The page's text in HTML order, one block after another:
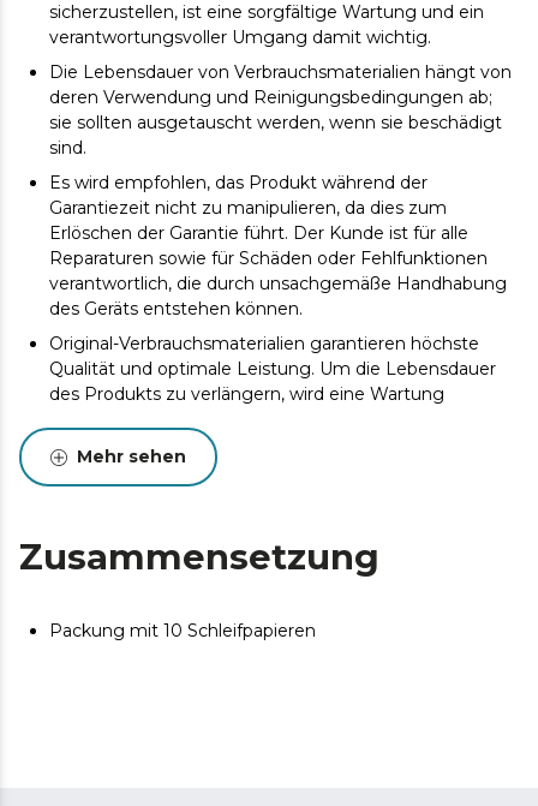
sicherzustellen, ist eine sorgfältige Wartung und ein
verantwortungsvoller Umgang damit wichtig.
Die Lebensdauer von Verbrauchsmaterialien hängt von
deren Verwendung und Reinigungsbedingungen ab;
sie sollten ausgetauscht werden, wenn sie beschädigt
sind.
Es wird empfohlen, das Produkt während der
Garantiezeit nicht zu manipulieren, da dies zum
Erlöschen der Garantie führt. Der Kunde ist für alle
Reparaturen sowie für Schäden oder Fehlfunktionen
verantwortlich, die durch unsachgemäße Handhabung
des Geräts entstehen können.
Original-Verbrauchsmaterialien garantieren höchste
Qualität und optimale Leistung. Um die Lebensdauer
des Produkts zu verlängern, wird eine Wartung
Mehr sehen
Zusammensetzung
Packung mit 10 Schleifpapieren